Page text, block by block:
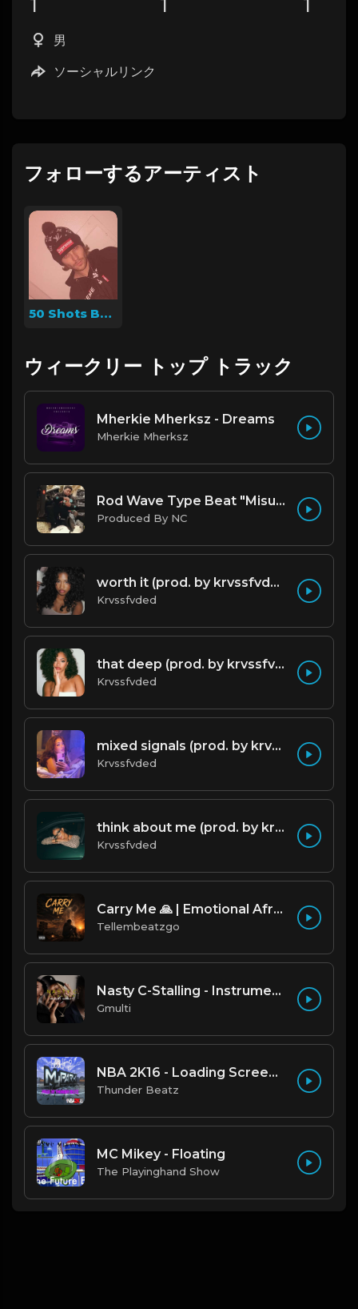
1 1 1
男
ソーシャルリンク
フォローするアーティスト
50 Shots Beats
ウィークリー トップ トラック
Mherkie Mherksz - Dreams
Mherkie Mherksz
Rod Wave Type Beat "Misunderstood" |@ProdbyNc
Produced By NC
worth it (prod. by krvssfvded) 144bpm
Krvssfvded
that deep (prod. by krvssfvded) 114bpm
Krvssfvded
mixed signals (prod. by krvssfvded & Dee Aye) 124bpm
Krvssfvded
think about me (prod. by krvssfvded) 123bpm
Krvssfvded
Carry Me 🙏 | Emotional Afrobeat | Produced by Tellembeatzgo
Tellembeatzgo
Nasty C-Stalling - Instrumental (Prod by Gmulti).mp3
Gmulti
NBA 2K16 - Loading Screen Music (OFFICIAL DRILL REMIX) Prod. Thunder Beatz
Thunder Beatz
MC Mikey - Floating
The Playinghand Show